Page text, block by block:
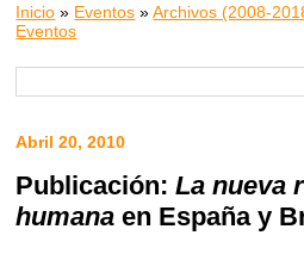
Inicio » Eventos »Archivos (2008-
Eventos
Abril 20, 2010
Publicación:La nueva
humana en España y